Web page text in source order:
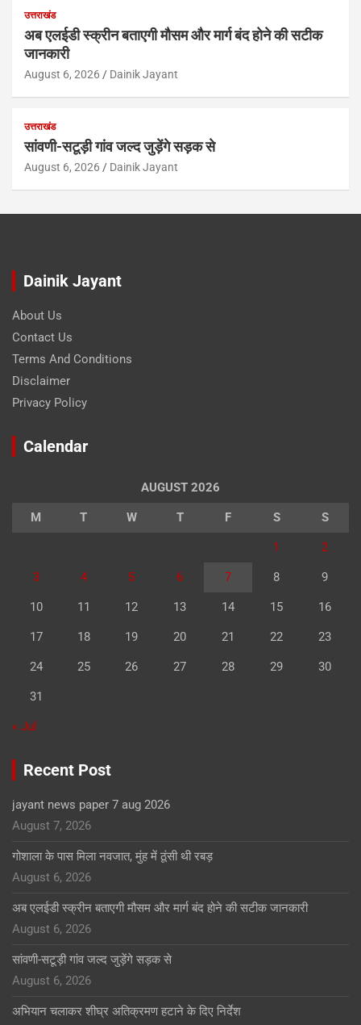
उत्तराखंड
अब एलईडी स्क्रीन बताएगी मौसम और मार्ग बंद होने की सटीक
जानकारी
August 6, 2026 Dainik Jayant
उत्तराखंड
सांवणी-सटूड़ी गांव जल्द जुड़ेंगे सड़क से
August 6, 2026 Dainik Jayant
Dainik Jayant
About Us
Contact Us
Terms And Conditions
Disclaimer
Privacy Policy
Calendar
AUGUST 2026
M T W T F S S
1 2
3 4 5 6 7 8 9
10 11 12 13 14 15 16
17 18 19 20 21 22 23
24 25 26 27 28 29 30
31
« Jul
Recent Post
jayant news paper 7 aug 2026
August 7, 2026
गोशाला के पास मिला नवजात, मुंह में ठूंसी थी रबड़
August 6, 2026
अब एलईडी स्क्रीन बताएगी मौसम और मार्ग बंद होने की सटीक जानकारी
August 6, 2026
सांवणी-सटूड़ी गांव जल्द जुड़ेंगे सड़क से
August 6, 2026
अभियान चलाकर शीघ्र अतिक्रमण हटाने के दिए निर्देश